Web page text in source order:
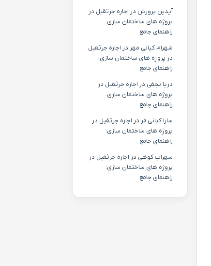
آیدین پرورش در اجاره جرثقیل در
پروژه های ساختمان سازی:
راهنمای جامع
شهرام کیانی مهر در اجاره جرثقیل
در پروژه های ساختمان سازی:
راهنمای جامع
دریا نجفی در اجاره جرثقیل در
پروژه های ساختمان سازی:
راهنمای جامع
سارا کیانی فر در اجاره جرثقیل در
پروژه های ساختمان سازی:
راهنمای جامع
سهراب کوهی در اجاره جرثقیل در
پروژه های ساختمان سازی:
راهنمای جامع